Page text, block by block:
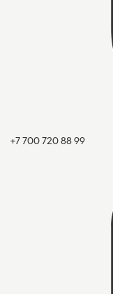
+7 700 720 88 99